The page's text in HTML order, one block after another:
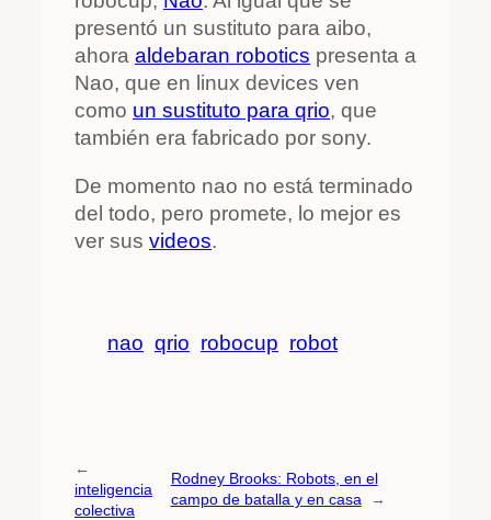
presentó un sustituto para aibo,
ahora aldebaran robotics presenta a
Nao, que en linux devices ven
como un sustituto para qrio, que
también era fabricado por sony.
De momento nao no está terminado
del todo, pero promete, lo mejor es
ver sus videos.
nao qrio robocup robot
←
inteligencia
colectiva
Rodney Brooks: Robots, en el
campo de batalla y en casa
→